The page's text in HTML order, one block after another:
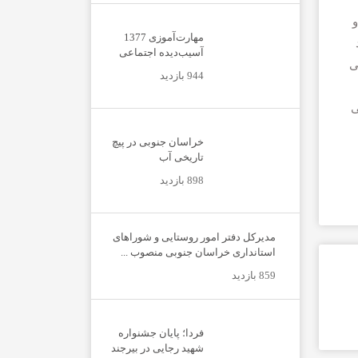
مهارت‌آموزی 1377
آسیب‌دیده اجتماعی
944 بازدید
خراسان جنوبی در پیچ
تاریخی آب
898 بازدید
مدیرکل دفتر امور روستایی و شوراهای
استانداری خراسان جنوبی منصوب ...
859 بازدید
فردا؛ پایان جشنواره
شهید رجایی در بیرجند